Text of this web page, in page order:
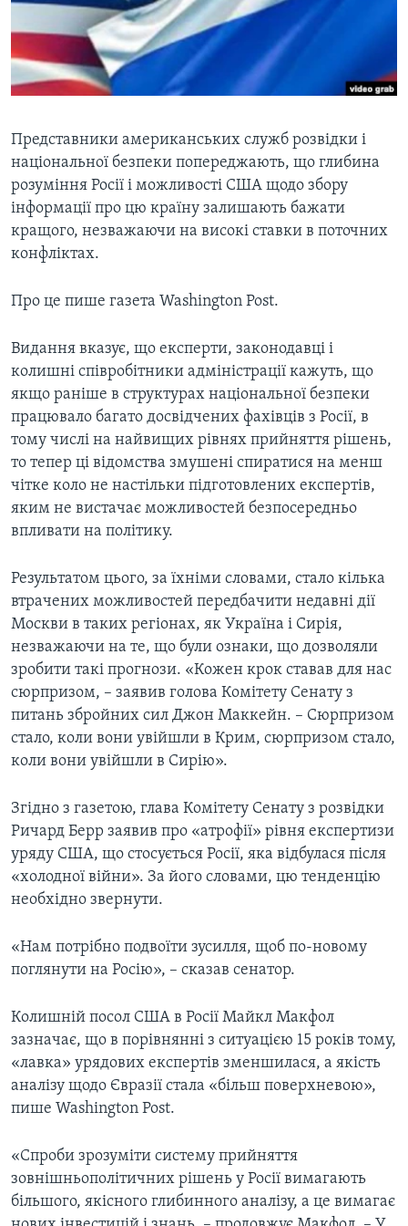
СУСПІЛЬСТВО
ЕКОНОМІКА
ІСТОРІЇ УСПІХУ УКРАЇНЦІВ
ТЕЛЕПРОГРАМИ
ЧАС-TIME
СТУДІЯ ВАШИНГТОН
ВІКНО В АМЕРИКУ
ПРАЙМ-ТАЙМ
ПОГЛЯД З ВАШИНГТОНА
ENGLISH
МИ В СОЦМЕРЕЖАХ
Мови
Представники американських служб розвідки і
національної безпеки попереджають, що глибина
розуміння Росії і можливості США щодо збору
інформації про цю країну залишають бажати
кращого, незважаючи на високі ставки в поточних
конфліктах.
Про це пише газета Washington Post.
Видання вказує, що експерти, законодавці і
колишні співробітники адміністрації кажуть, що
якщо раніше в структурах національної безпеки
працювало багато досвідчених фахівців з Росії, в
тому числі на найвищих рівнях прийняття рішень,
то тепер ці відомства змушені спиратися на менш
чітке коло не настільки підготовлених експертів,
яким не вистачає можливостей безпосередньо
впливати на політику.
Результатом цього, за їхніми словами, стало кілька
втрачених можливостей передбачити недавні дії
Москви в таких регіонах, як Україна і Сирія,
незважаючи на те, що були ознаки, що дозволяли
зробити такі прогнози. «Кожен крок ставав для нас
сюрпризом, – заявив голова Комітету Сенату з
питань збройних сил Джон Маккейн. – Сюрпризом
стало, коли вони увійшли в Крим, сюрпризом стало,
коли вони увійшли в Сирію».
Згідно з газетою, глава Комітету Сенату з розвідки
Ричард Берр заявив про «атрофії» рівня експертизи
уряду США, що стосується Росії, яка відбулася після
«холодної війни». За його словами, цю тенденцію
необхідно звернути.
«Нам потрібно подвоїти зусилля, щоб по-новому
поглянути на Росію», – сказав сенатор.
Колишній посол США в Росії Майкл Макфол
зазначає, що в порівнянні з ситуацією 15 років тому,
«лавка» урядових експертів зменшилася, а якість
аналізу щодо Євразії стала «більш поверхневою»,
пише Washington Post.
«Спроби зрозуміти систему прийняття
зовнішньополітичних рішень у Росії вимагають
більшого, якісного глибинного аналізу, а це вимагає